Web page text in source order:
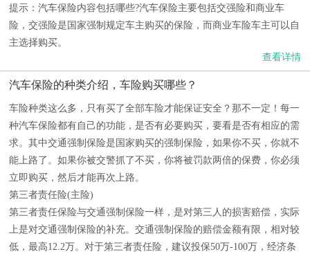
提示：汽车保险内容包括哪些?汽车保险主要包括交强险和商业车
险，交强险是国家强制规定车主购买的保险，而商业车险车主可以自
主选择购买。
查看详情
汽车保险的种类介绍，车险购买哪些？
车险种类这么多，只有买了全部车险才能保证安全？那不一定！每一
种汽车保险都有自己的功能，是否有必要购买，要看是否有相应的需
求。其中交通强制保险是国家购买的强制保险，如果你不买，你就不
能上路了。如果你被交警抓了不买，你将被罚款两倍的保费，你必须
立即购买，然后才能再次上路。
第三者责任险(主险)
第三者责任保险与交通强制保险一样，是对第三人的损害赔偿，实际
上是对交通强制保险的补充。交通强制保险的赔偿金额有限，相对较
低，最高12.2万。对于第三者责任险，建议投保50万-100万，经济条